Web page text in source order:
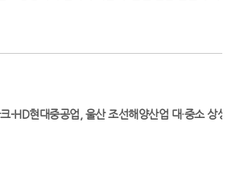
-HD현대중공업, 울산 조선해양산업 대·중소 상생